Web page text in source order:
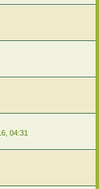
04:31